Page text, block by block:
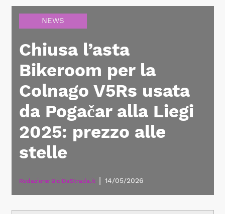
NEWS
Chiusa l’asta
Bikeroom per la
Colnago V5Rs usata
da Pogačar alla Liegi
2025: prezzo alle
stelle
Redazione BiciDaStrada.it 14/05/2026